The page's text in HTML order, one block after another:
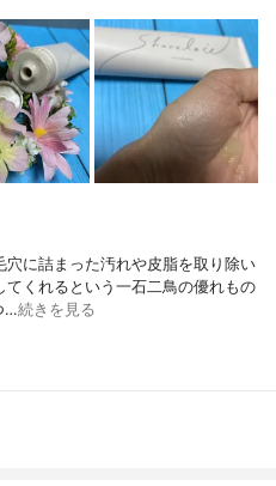
に詰まった汚れや皮脂を取り除い
くれるという一石二鳥の優れもの
…続きを見る